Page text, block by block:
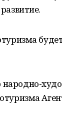
народно-